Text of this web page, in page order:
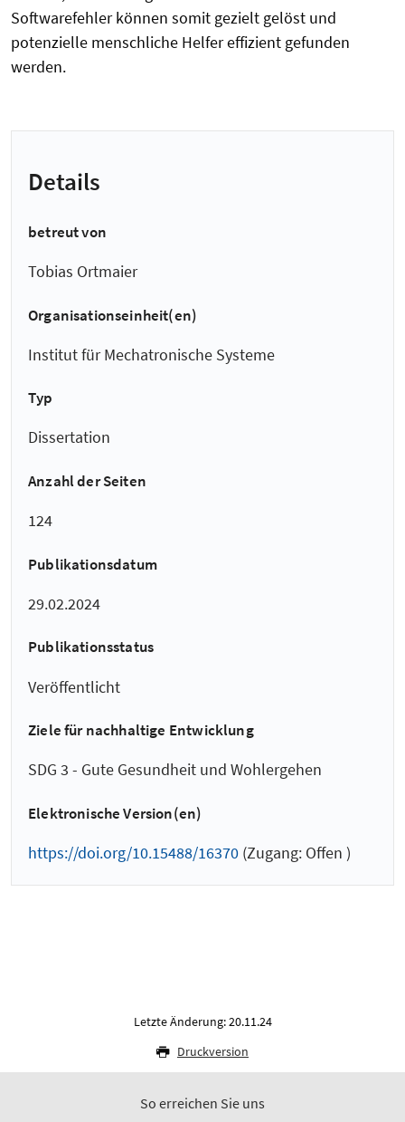
Softwarefehler können somit gezielt gelöst und
potenzielle menschliche Helfer effizient gefunden
werden.
Details
betreut von
Tobias Ortmaier
Organisationseinheit(en)
Institut für Mechatronische Systeme
Typ
Dissertation
Anzahl der Seiten
124
Publikationsdatum
29.02.2024
Publikationsstatus
Veröffentlicht
Ziele für nachhaltige Entwicklung
SDG 3 - Gute Gesundheit und Wohlergehen
Elektronische Version(en)
https://doi.org/10.15488/16370 (Zugang: Offen )
Letzte Änderung: 20.11.24
Druckversion
So erreichen Sie uns